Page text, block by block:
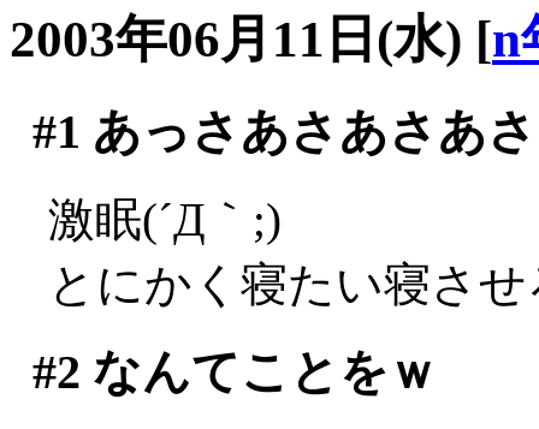
2003年06月11日(水) [n
#1 あっさあさあさあ
激眠(´Д｀;)
とにかく寝たい寝さ
#2 なんてことをｗ